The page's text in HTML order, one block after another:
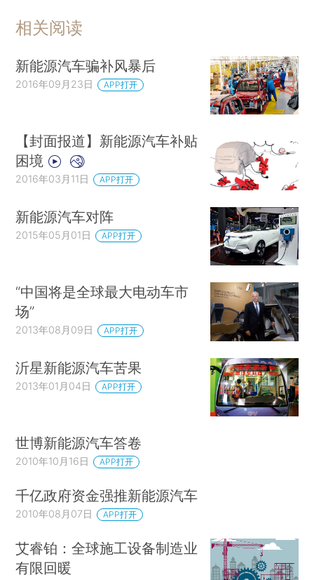
相关阅读
新能源汽车骗补风暴后
2016年09月23日 APP打开
【封面报道】新能源汽车补贴
困境
2016年03月11日 APP打开
新能源汽车对阵
2015年05月01日 APP打开
“中国将是全球最大电动车市
场”
2013年08月09日 APP打开
沂星新能源汽车苦果
2013年01月04日 APP打开
世博新能源汽车答卷
2010年10月16日 APP打开
千亿政府资金强推新能源汽车
2010年08月07日 APP打开
艾睿铂：全球施工设备制造业
有限回暖